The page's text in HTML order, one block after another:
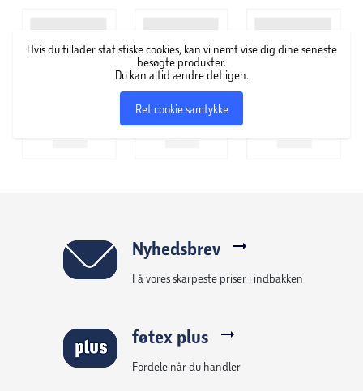
med en fin børste kunne fremhæve øjenvipper.
Eksperimentet blev startskuddet på Maybelline New York,
som blev skiftet af Mabels bror, Tom Lyle Williams i 1917. I
dag er Maybelline New York et af de førende makeup-
brands i over 120 lande i verden. New Yorker-filosofien er
klar og enkel; Maybelline New York har fingeren på pulsen,
Hvis du tillader statistiske cookies, kan vi nemt vise dig dine seneste
besøgte produkter.
Du kan altid ændre det igen.
Ret cookie samtykke
Nyhedsbrev
Få vores skarpeste priser i indbakken
føtex plus
Fordele når du handler